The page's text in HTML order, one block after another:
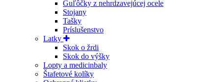
Guľôčky z nehrdzavejúcej ocele
Stojany
Tašky
Príslušenstvo
Latky
Skok o žrdi
Skok do výšky
Lopty a medicinbaly
Štafetové kolíky